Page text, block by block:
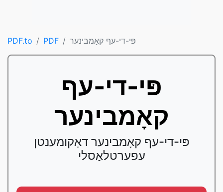
PDF.to PDF פּי-די-עף קאָמבינער
פּי-די-עף
קאָמבינער
פּי-די-עף קאָמבינער דאָקומענטן
עפערטלאַסלי